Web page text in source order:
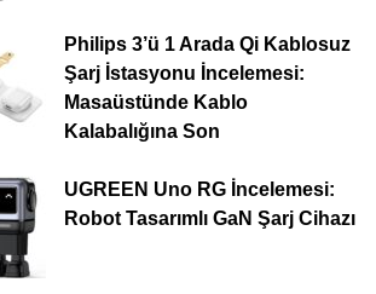
Philips 3’ü 1 Arada Qi Kablosuz
Şarj İstasyonu İncelemesi:
Masaüstünde Kablo
Kalabalığına Son
UGREEN Uno RG İncelemesi:
Robot Tasarımlı GaN Şarj Cihazı